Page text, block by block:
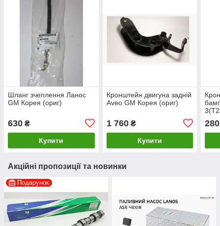
Шланг зчеплення Ланос
GM Корея (ориг)
630 ₴
Купити
Кронштейн двигуна задній
Aveo GM Корея (ориг)
1 760₴
Купити
280
Акційні пропозиції та новинки
Подарунок